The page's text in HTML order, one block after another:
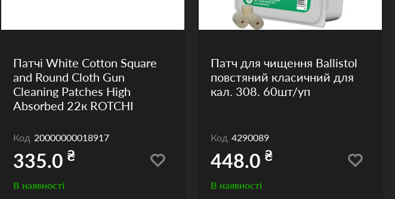
Патчі White Cotton Square
and Round Cloth Gun
Cleaning Patches High
Absorbed 22к ROTCHI
Код 20000000018917
335.0 ₴
В наявності
Патч для чищення Ballistol
повстяний класичний для
кал. 308. 60шт/уп
Код 4290089
448.0 ₴
В наявності